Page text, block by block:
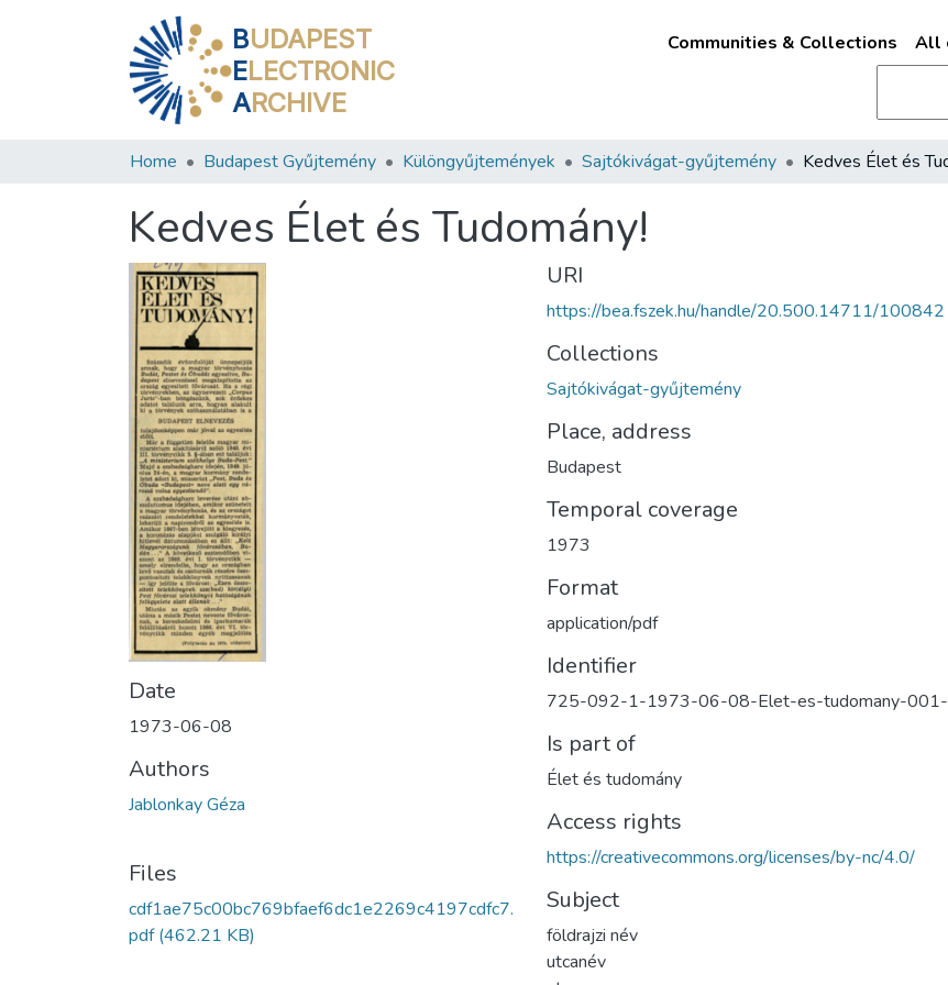
BUDAPEST
ELECTRONIC
ARCHIVE
Communities & Collections All
Home Budapest Gyűjtemény Különgyűjtemények Sajtókivágat-gyűjtemény Kedves Élet és
Kedves Élet és Tudomány!
Date
1973-06-08
Authors
Jablonkay Géza
Files
cdf1ae75c00bc769bfaef6dc1e2269c4197cdfc7.
pdf(462.21 KB)
URI
https://bea.fszek.hu/handle/20.500.14711/100842
Collections
Sajtókivágat-gyűjtemény
Place, address
Budapest
Temporal coverage
1973
Format
application/pdf
Identifier
725-092-1-1973-06-08-Elet-es-tudomany-
Is part of
Élet és tudomány
Access rights
https://creativecommons.org/licenses/by-nc/4.0/
Subject
földrajzi név
utcanév